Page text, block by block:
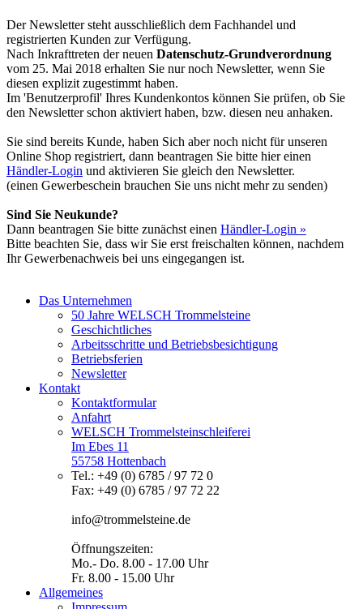
Der Newsletter steht ausschließlich dem Fachhandel und
registrierten Kunden zur Verfügung.
Nach Inkrafttreten der neuen Datenschutz-Grundverordnung
vom 25. Mai 2018 erhalten Sie nur noch Newsletter, wenn Sie
diesen explizit zugestimmt haben.
Im 'Benutzerprofil' Ihres Kundenkontos können Sie prüfen, ob Sie
den Newsletter schon aktiviert haben, bzw. diesen neu anhaken.
Sie sind bereits Kunde, haben Sich aber noch nicht für unseren
Online Shop registriert, dann beantragen Sie bitte hier einen
Händler-Login und aktivieren Sie gleich den Newsletter.
(einen Gewerbeschein brauchen Sie uns nicht mehr zu senden)
Sind Sie Neukunde?
Dann beantragen Sie bitte zunächst einen Händler-Login »
Bitte beachten Sie, dass wir Sie erst freischalten können, nachdem
Ihr Gewerbenachweis bei uns eingegangen ist.
Das Unternehmen
50 Jahre WELSCH Trommelsteine
Geschichtliches
Arbeitsschritte und Betriebsbesichtigung
Betriebsferien
Newsletter
Kontakt
Kontaktformular
Anfahrt
WELSCH Trommelsteinschleiferei
Im Ebes 11
55758 Hottenbach
Tel.: +49 (0) 6785 / 97 72 0
Fax: +49 (0) 6785 / 97 72 22
info@trommelsteine.de
Öffnungszeiten:
Mo.- Do. 8.00 - 17.00 Uhr
Fr. 8.00 - 15.00 Uhr
Allgemeines